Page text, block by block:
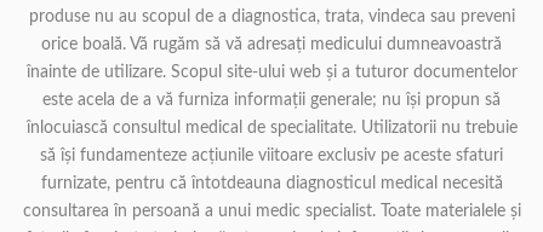
produse nu au scopul de a diagnostica, trata, vindeca sau preveni
orice boală. Vă rugăm să vă adresați medicului dumneavoastră
înainte de utilizare. Scopul site-ului web și a tuturor documentelor
este acela de a vă furniza informații generale; nu își propun să
înlocuiască consultul medical de specialitate. Utilizatorii nu trebuie
să își fundamenteze acțiunile viitoare exclusiv pe aceste sfaturi
furnizate, pentru că întotdeauna diagnosticul medical necesită
consultarea în persoană a unui medic specialist. Toate materialele și